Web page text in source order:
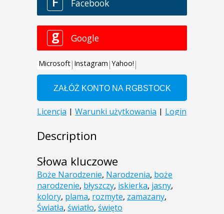
Description
Słowa kluczowe
Boże Narodzenie, Narodzenia, boże
narodzenie, błyszczy, iskierka, jasny,
kolory, plama, rozmyte, zamazany,
Światła, światło, święto